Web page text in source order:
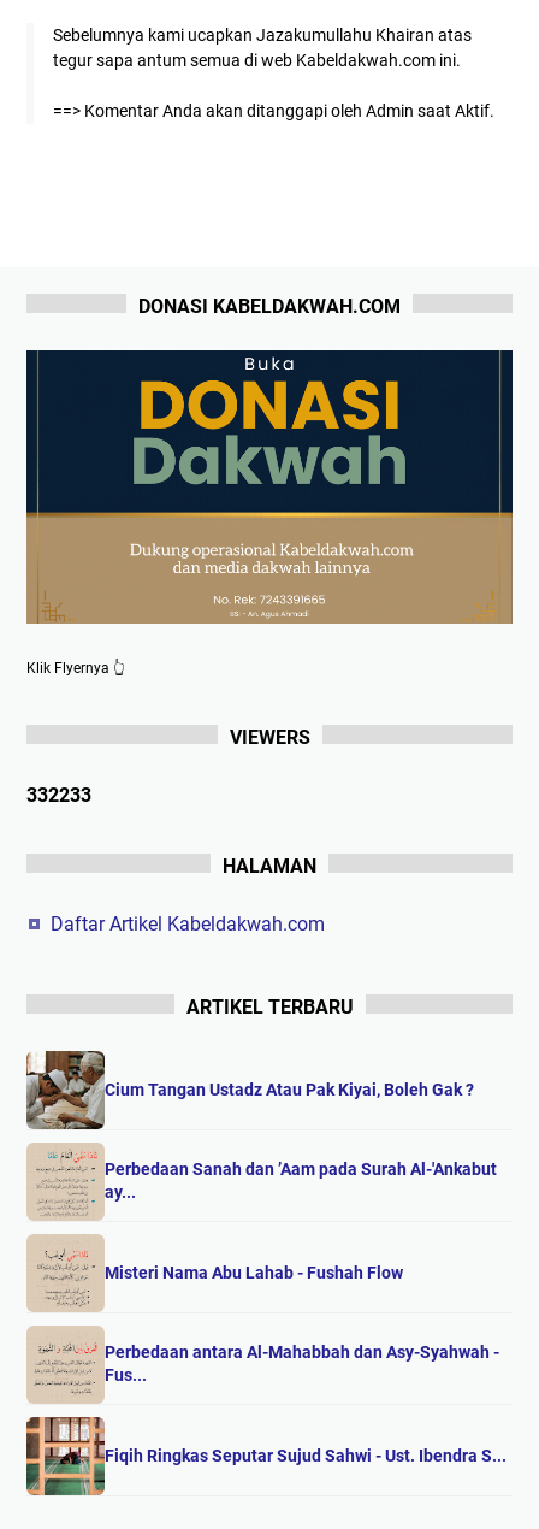
Sebelumnya kami ucapkan Jazakumullahu Khairan atas
tegur sapa antum semua di web Kabeldakwah.com ini.
==> Komentar Anda akan ditanggapi oleh Admin saat Aktif.
DONASI KABELDAKWAH.COM
Klik Flyernya 👆
VIEWERS
332233
HALAMAN
Daftar Artikel Kabeldakwah.com
ARTIKEL TERBARU
Cium Tangan Ustadz Atau Pak Kiyai, Boleh Gak ?
Perbedaan Sanah dan ’Aam pada Surah Al-'Ankabut
ay...
Misteri Nama Abu Lahab - Fushah Flow
Perbedaan antara Al-Mahabbah dan Asy-Syahwah -
Fus...
Fiqih Ringkas Seputar Sujud Sahwi - Ust. Ibendra S...